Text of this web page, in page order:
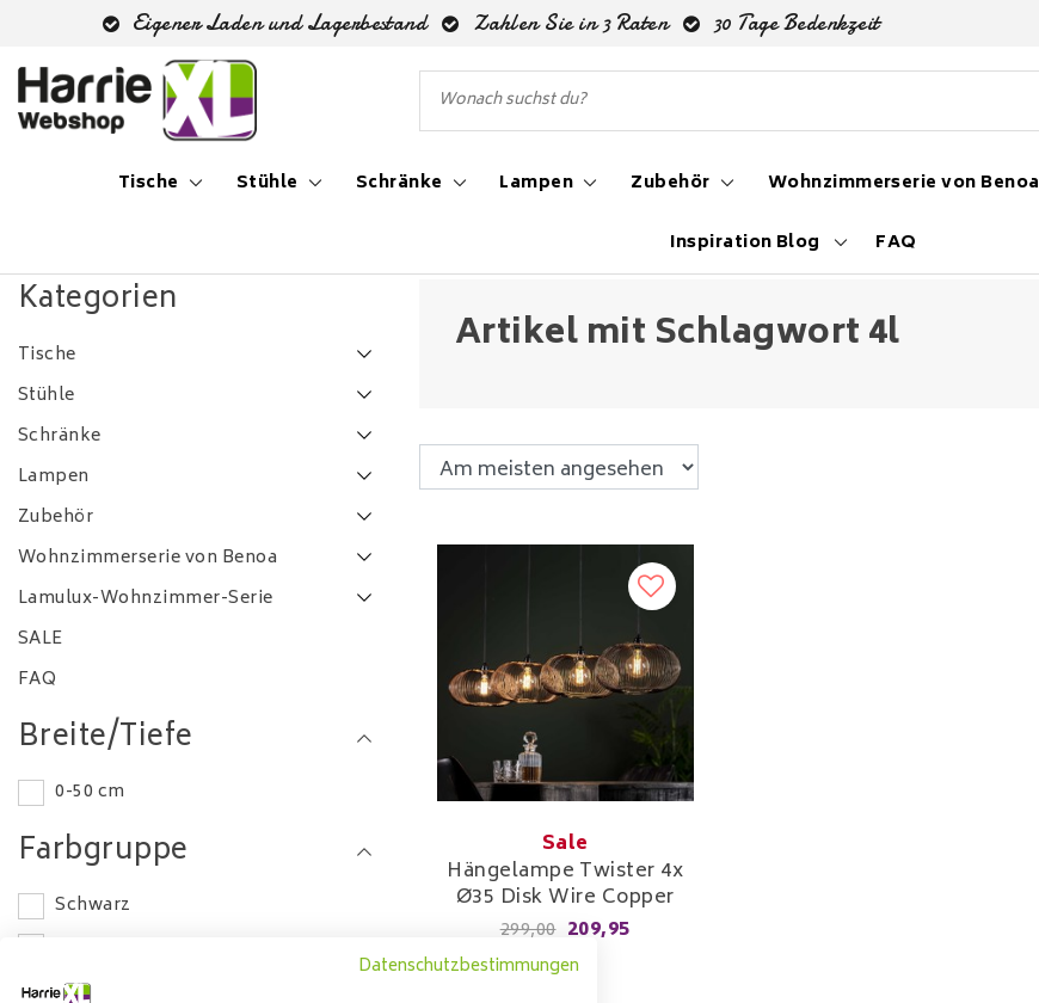
Eigener Laden und Lagerbestand Zahlen Sie in 3 Raten 30 Tage Bedenkzeit
Tische Stühle Schränke Lampen Zubehör Wohnzimmerserie von Benoa
Inspiration Blog
FAQ
Kategorien
Tische
Stühle
Schränke
Lampen
Zubehör
Wohnzimmerserie von Benoa
Lamulux-Wohnzimmer-Serie
SALE
FAQ
Breite/Tiefe
0-50 cm
Farbgruppe
Schwarz
Rot
Artikel mit Schlagwort 4l
Sale
Hängelampe Twister 4x
Ø35 Disk Wire Copper
299,00 209,95
Datenschutzbestimmungen